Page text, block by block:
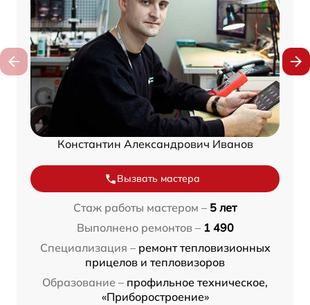
Константин Александрович Иванов
Вызвать мастера
Стаж работы мастером – 5 лет
Выполнено ремонтов – 1 490
Специализация – ремонт тепловизионных
прицелов и тепловизоров
Образование – профильное техническое,
«Приборостроение»